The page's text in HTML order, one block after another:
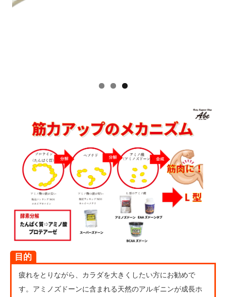
目的
疲れをとりながら、カラダを大きくしたい方にお勧めで
す。アミノズドーンに含まれる天然のアルギニンが成長ホ